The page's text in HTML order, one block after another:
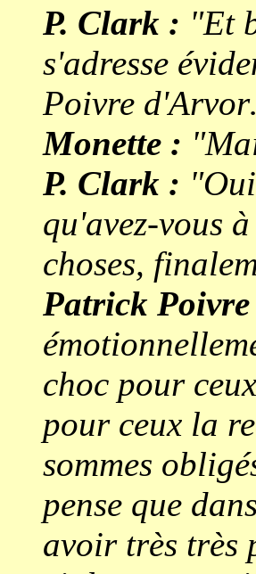
P. Clark : "Et
s'adresse
Poivre
Monette :
P. Clark :
qu'avez-vous
choses,
Patrick
choc pour
pour ceux la
sommes
pense que
avoir très très